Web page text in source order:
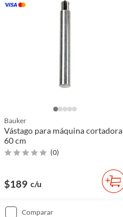
Bauker
Vástago para máquina cortadora
60 cm
(0)
$189 c/u
comparar